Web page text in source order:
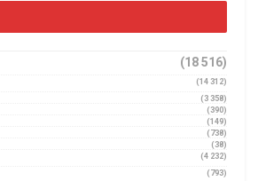
(18 516)
(14 312)
(3 358)
(390)
(149)
(738)
(38)
(4 232)
(793)